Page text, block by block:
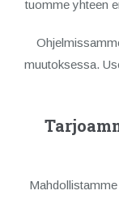
tuomme yhteen
muutoksessa.